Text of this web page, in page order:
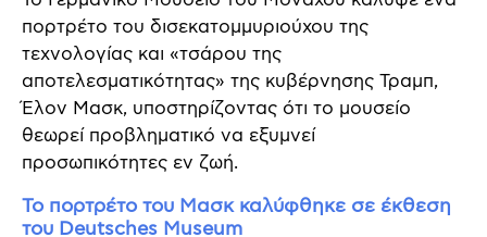
πορτρέτο του δισεκατομμυριούχου της
τεχνολογίας και «τσάρου της
αποτελεσματικότητας» της κυβέρνησης Τραμπ,
Έλον Μασκ, υποστηρίζοντας ότι το μουσείο
θεωρεί προβληματικό να εξυμνεί
προσωπικότητες εν ζωή.
Το πορτρέτο του Μασκ καλύφθηκε σε έκθεση
του Deutsches Museum